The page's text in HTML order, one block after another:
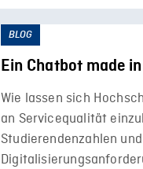
BLOG
Ein Chatbot made
Wie lassen sich
an Servicequalität
Studierendenzahlen